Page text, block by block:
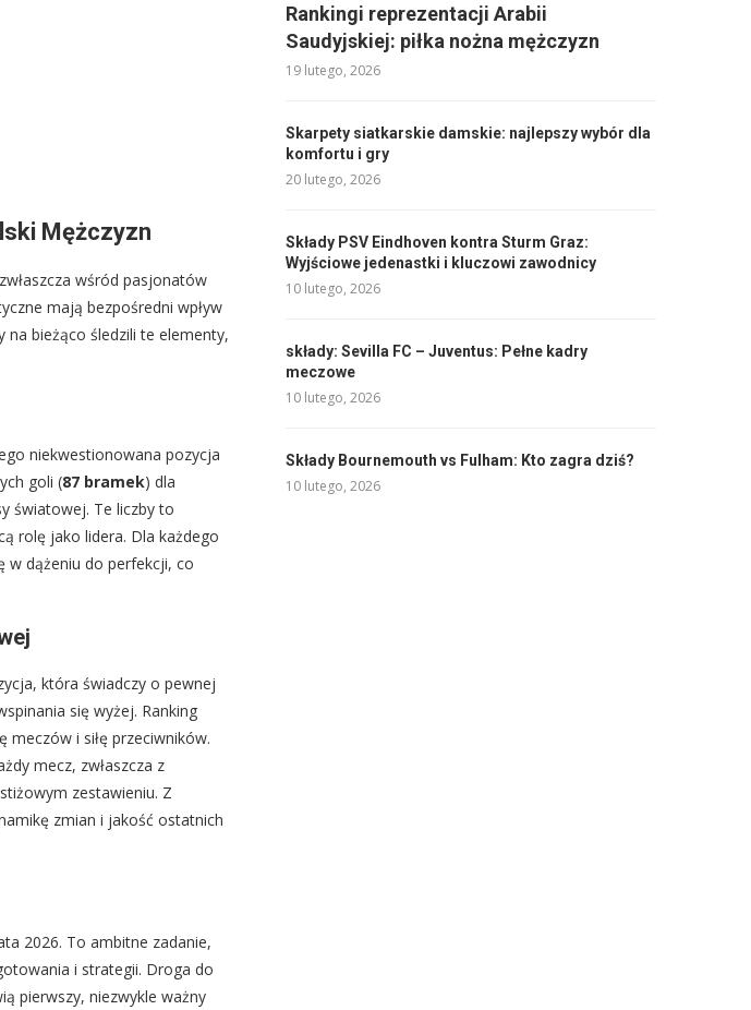
Mężczyzn
wśród pasjonatów
mają bezpośredni wpływ
bieżąco śledzili te elementy,
niekwestionowana pozycja
goli (87 bramek) dla
światowej. Te liczby to
rolę jako lidera. Dla każdego
w dążeniu do perfekcji, co
która świadczy o pewnej
się wyżej. Ranking
i siłę przeciwników.
mecz, zwłaszcza z
zestawieniu. Z
zmian i jakość ostatnich
2026. To ambitne zadanie,
i strategii. Droga do
pierwszy, niezwykle ważny
Rankingi reprezentacji Arabii
Saudyjskiej: piłka nożna mężczyzn
19 lutego, 2026
Skarpety siatkarskie damskie: najlepszy wybór dla
komfortu i gry
20 lutego, 2026
Składy PSV Eindhoven kontra Sturm Graz:
Wyjściowe jedenastki i kluczowi zawodnicy
10 lutego, 2026
składy: Sevilla FC – Juventus: Pełne kadry
meczowe
10 lutego, 2026
Składy Bournemouth vs Fulham: Kto zagra dziś?
10 lutego, 2026